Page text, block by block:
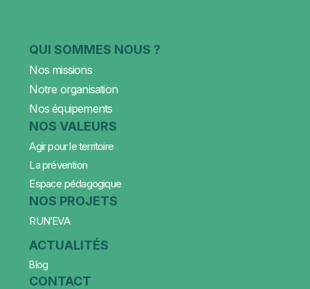
QUI SOMMES NOUS ?
Nos missions
Notre organisation
Nos équipements
NOS VALEURS
Agir pour le territoire
La prévention
Espace pédagogique
NOS PROJETS
RUN’EVA
ACTUALITÉS
Blog
CONTACT